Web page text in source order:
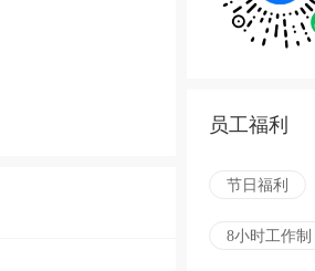
员工福利
节日福利
8小时工作制